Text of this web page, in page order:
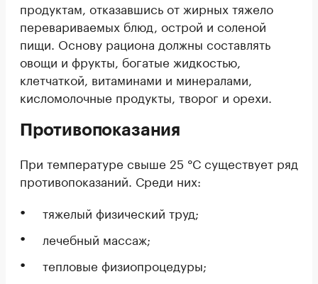
продуктам, отказавшись от жирных тяжело
перевариваемых блюд, острой и соленой
пищи. Основу рациона должны составлять
овощи и фрукты, богатые жидкостью,
клетчаткой, витаминами и минералами,
кисломолочные продукты, творог и орехи.
Противопоказания
При температуре свыше 25 °С существует ряд
противопоказаний. Среди них:
тяжелый физический труд;
лечебный массаж;
тепловые физиопроцедуры;